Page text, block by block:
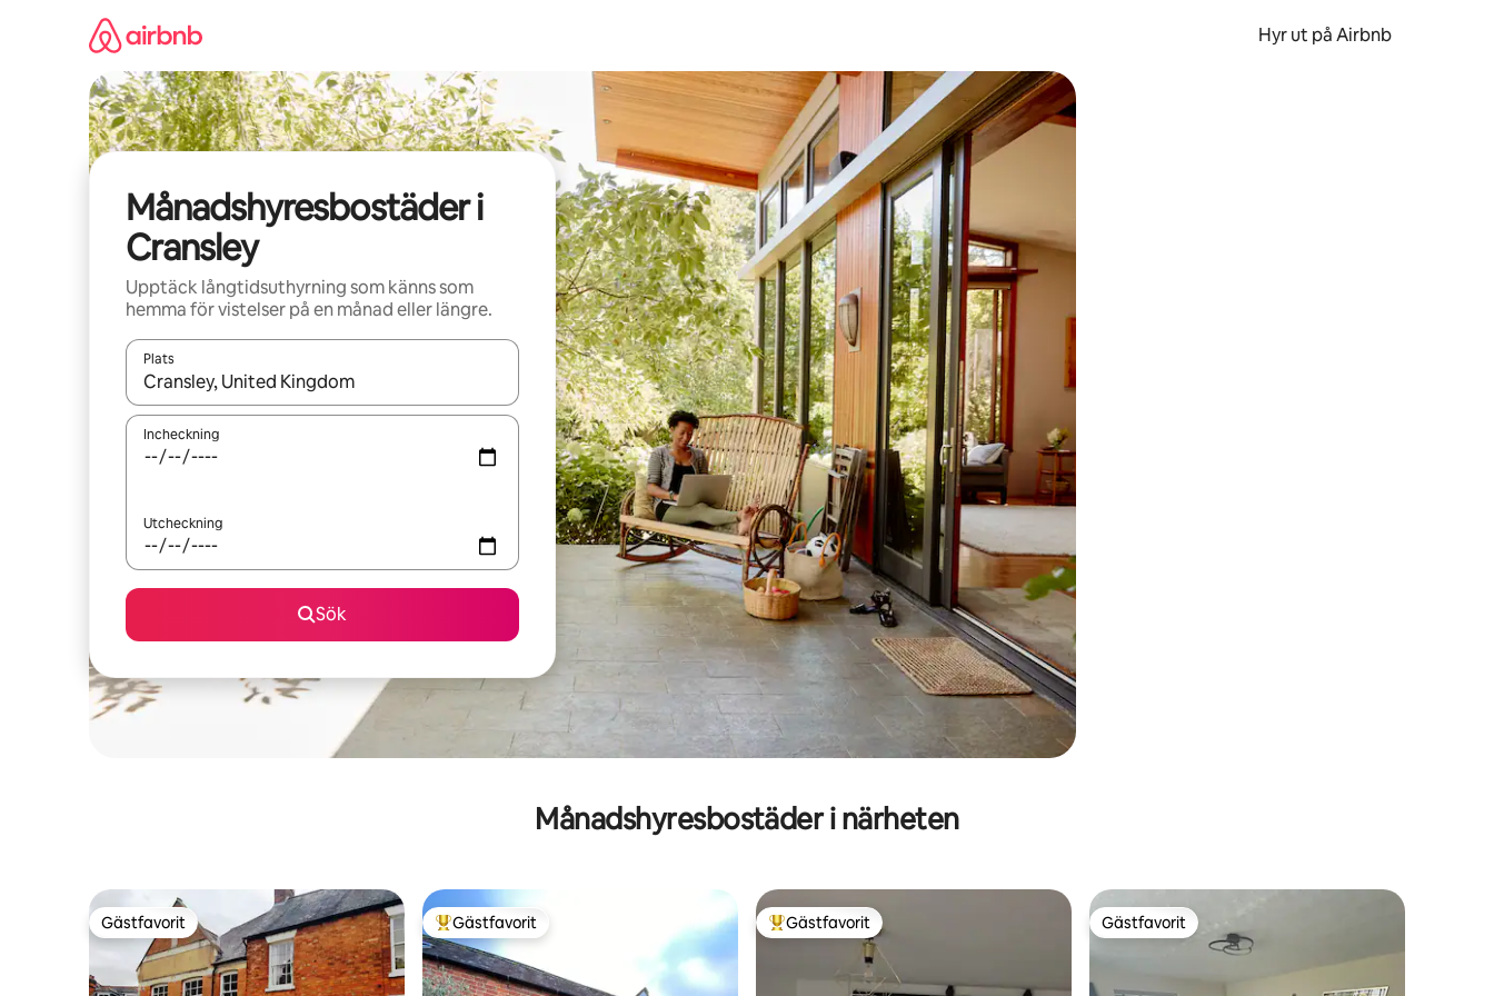
Hyr ut på Airbnb
Månadshyresbostäder i
Cransley
Upptäck långtidsuthyrning som känns som
hemma för vistelser på en månad eller längre.
Plats
När resultaten är tillgängliga kan du navigera med upp- och nedåtpilarna eller utforska genom att trycka eller svepa.
Incheckning
Utcheckning
Sök
Månadshyresbostäder i närheten
Gästfavorit
Gästfavorit Populär gästfavorit
Gästfavorit Populär gästfavorit
Gästfavorit Gästfavorit
Gästfavorit